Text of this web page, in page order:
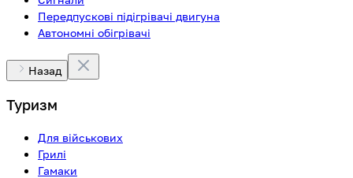
Передпускові підігрівачі двигуна
Автономні обігрівачі
Назад
Туризм
Для військових
Грилі
Гамаки